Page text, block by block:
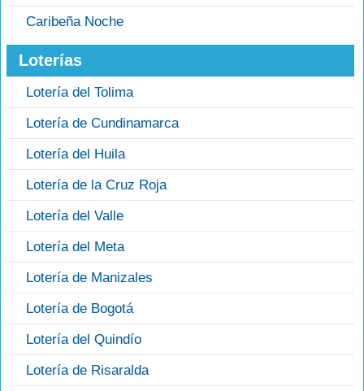
Caribeña Noche
Loterías
Lotería del Tolima
Lotería de Cundinamarca
Lotería del Huila
Lotería de la Cruz Roja
Lotería del Valle
Lotería del Meta
Lotería de Manizales
Lotería de Bogotá
Lotería del Quindío
Lotería de Risaralda